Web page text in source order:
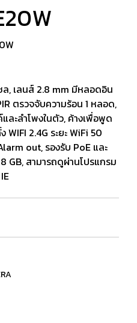
, เลนส์ 2.8 mm มีหลอดอิน
ตรวจจับความร้อน 1 หลอด,
ะลำโพงในตัว, ค้างเพื่อพูด
2.4G ระยะ WiFi 50
out, รองรับ PoE และ
GB, สามารถดูผ่านโปรแกรม